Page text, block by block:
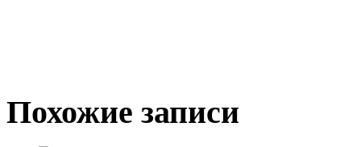
Похожие записи